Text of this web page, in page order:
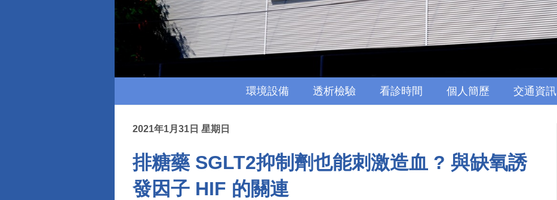
環境設備 透析檢驗 看診時間 個人簡歷 交通資訊
2021年1月31日 星期日
排糖藥 SGLT2抑制劑也能刺激造血 ? 與缺氧誘
發因子 HIF 的關連